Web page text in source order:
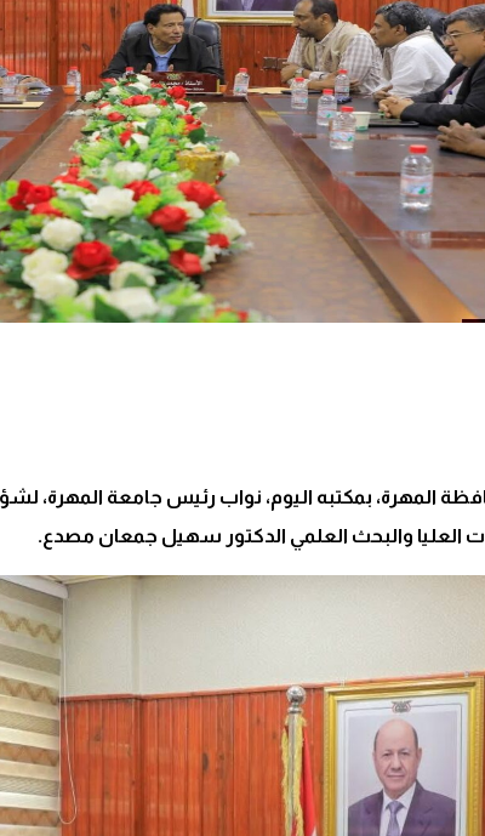
المهرة، بمكتبه اليوم، نواب رئيس جامعة المهرة،
العليا والبحث العلمي الدكتور سهيل جمعان مصدع.